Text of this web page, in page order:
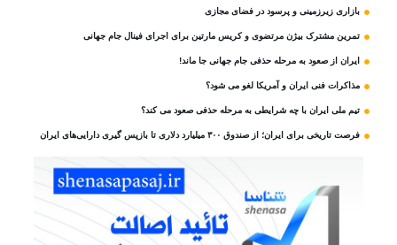
بازاری زیرزمینی و پرسود در فضای مجازی
تمرین مشترک بیژن مرتضوی و کریس مارتین برای اجرای فینال جام جهانی
ایران از صعود به مرحله حذفی جام جهانی جا ماند!
مذاکرات فنی ایران و آمریکا لغو می شود؟
تیم ملی ایران با چه شرایطی به مرحله حذفی صعود می کند؟
فرصت تاریخی برای ایران؛ از صندوق ۳۰۰ میلیارد دلاری تا بازپس گیری دارایی‌های ایران